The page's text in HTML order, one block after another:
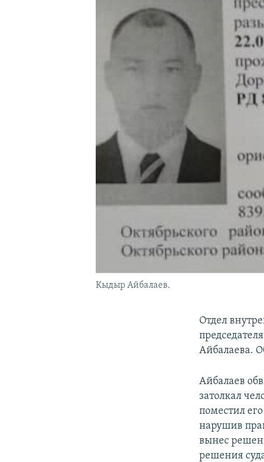
Кыдыр Айбалаев.
Отдел
Айбалаева.
Айбалаев
затолкал
поместил
нарушив
вынес
решения